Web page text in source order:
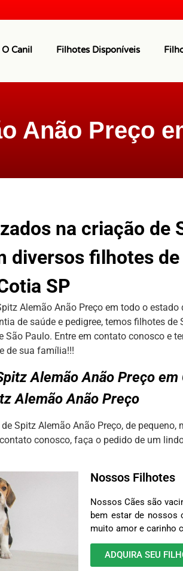
O Canil Filhotes Disponíveis
Anão Preço
na criação de
diversos filhotes
SP
Alemão Anão Preço em todo o
de saúde e pedigree, temos filhotes de
São Paulo. Entre em contato conosco e
de sua família!!!
Alemão Anão Preço em
Alemão Anão Preço
Spitz Alemão Anão Preço, de pequeno,
conosco, faça o pedido de um
Nossos Filhotes
Nossos Cães são
bem estar de nossos
muito amor e carinho
ADQUIRA SEU